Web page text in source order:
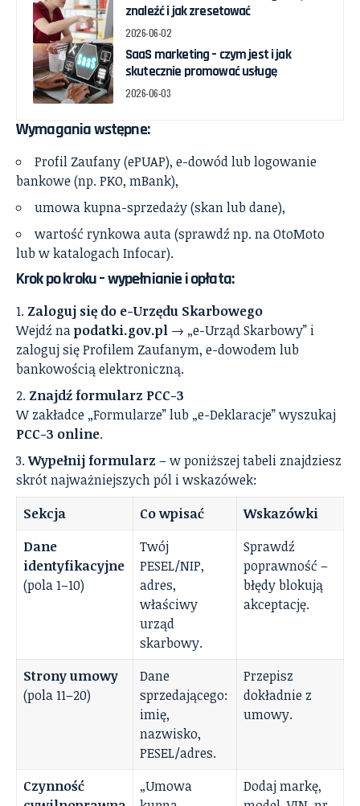
znaleźć i jak zresetować
2026-06-02
SaaS marketing – czym jest i jak
skutecznie promować usługę
2026-06-03
Wymagania wstępne:
Profil Zaufany (ePUAP), e-dowód lub logowanie
bankowe (np. PKO, mBank),
umowa kupna-sprzedaży (skan lub dane),
wartość rynkowa auta (sprawdź np. na OtoMoto
lub w katalogach Infocar).
Krok po kroku – wypełnianie i opłata:
Zaloguj się do e-Urzędu Skarbowego
Wejdź napodatki.gov.pl → „e-Urząd Skarbowy” i
zaloguj się Profilem Zaufanym, e-dowodem lub
bankowością elektroniczną.
Znajdź formularz PCC-3
W zakładce „Formularze” lub „e-Deklaracje” wyszukaj
PCC-3 online.
Wypełnij formularz – w poniższej tabeli znajdziesz
skrót najważniejszych pól i wskazówek:
Sekcja
Co wpisać
Wskazówki
Dane
identyfikacyjne
(pola 1–10)
Twój
PESEL/NIP,
adres,
właściwy
urząd
skarbowy.
Sprawdź
poprawność –
błędy blokują
akceptację.
Strony umowy
(pola 11–20)
Dane
sprzedającego:
imię,
nazwisko,
PESEL/adres.
Przepisz
dokładnie z
umowy.
Czynność
„Umowa
Dodaj markę,